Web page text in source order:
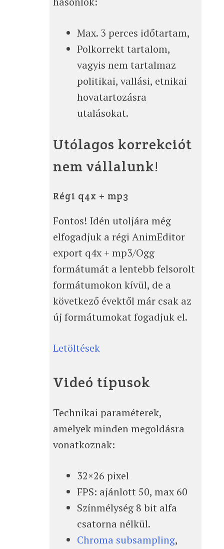
Max. 3 perces időtartam,
Polkorrekt tartalom,
vagyis nem tartalmaz
politikai, vallási, etnikai
hovatartozásra
utalásokat.
Utólagos korrekciót
nem vállalunk!
Régi q4x + mp3
Fontos! Idén utoljára még
elfogadjuk a régi AnimEditor
export q4x + mp3/Ogg
formátumát a lentebb felsorolt
formátumokon kívül, de a
következő évektől már csak az
új formátumokat fogadjuk el.
Letöltések
Videó típusok
Technikai paraméterek,
amelyek minden megoldásra
vonatkoznak:
32×26 pixel
FPS: ajánlott 50, max 60
Színmélység 8 bit alfa
csatorna nélkül.
Chroma subsampling,